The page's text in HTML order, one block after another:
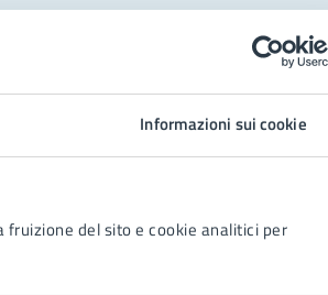
Informazioni sui cookie
del sito e cookie analitici per